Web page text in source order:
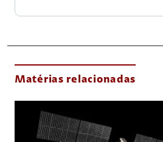
Matérias relacionadas